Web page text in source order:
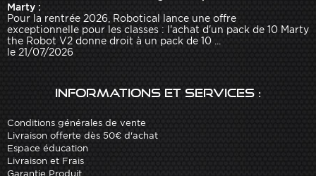
Marty :
Pour la rentrée 2026, Robotical lance une offre
exceptionnelle pour les classes : l'achat d'un pack de 10 Marty
the Robot V2 donne droit à un pack de 10 ...
le 21/07/2026
Informations et services :
Conditions générales de vente
Livraison offerte dès 50€ d'achat
Espace éducation
Livraison et Frais
Garantie Produit